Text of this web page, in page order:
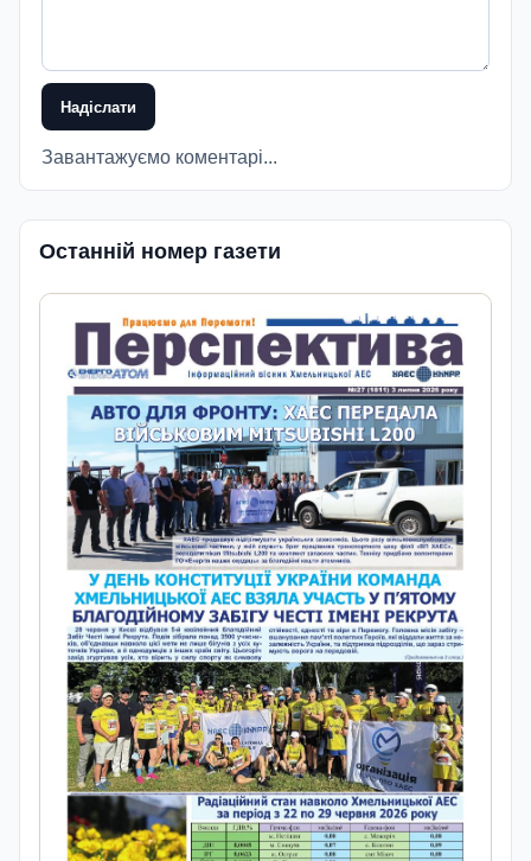
Надіслати
Завантажуємо коментарі...
Останній номер газети